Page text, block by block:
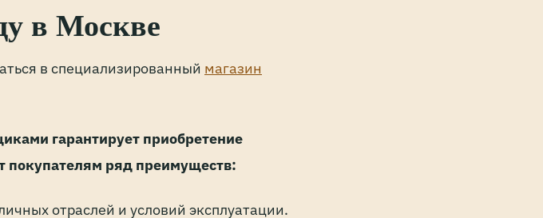
в Москве
в специализированный магазин
гарантирует приобретение
покупателям ряд преимуществ:
отраслей и условий эксплуатации.